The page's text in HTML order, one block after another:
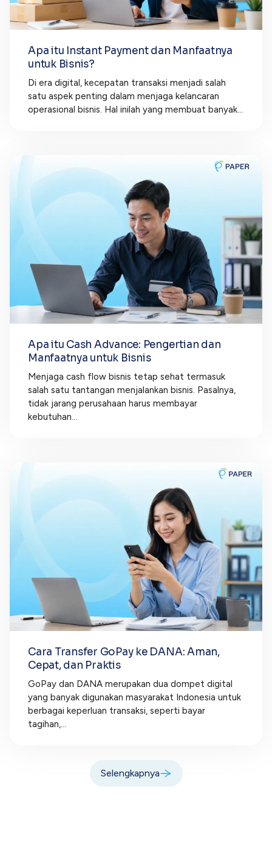
Apa itu Instant Payment dan Manfaatnya
untuk Bisnis?
Di era digital, kecepatan transaksi menjadi salah
satu aspek penting dalam menjaga kelancaran
operasional bisnis. Hal inilah yang membuat banyak...
Apa itu Cash Advance: Pengertian dan
Manfaatnya untuk Bisnis
Menjaga cash flow bisnis tetap sehat termasuk
salah satu tantangan menjalankan bisnis. Pasalnya,
tidak jarang perusahaan harus membayar
kebutuhan...
Cara Transfer GoPay ke DANA: Aman,
Cepat, dan Praktis
GoPay dan DANA merupakan dua dompet digital
yang banyak digunakan masyarakat Indonesia untuk
berbagai keperluan transaksi, seperti bayar
tagihan,...
Selengkapnya